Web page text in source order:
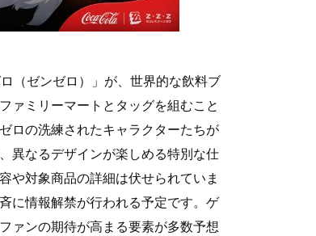
（ゼンゼロ）」が、世界的な飲料ブ
ァミリーマートとタッグを組むこと
ロの洗練されたキャラクターたちが
異なるデザインが楽しめる特別な仕
や対象商品の詳細は伏せられていま
に情報解禁が行われる予定です。ゲ
ァンの期待が高まる要素が多数予想